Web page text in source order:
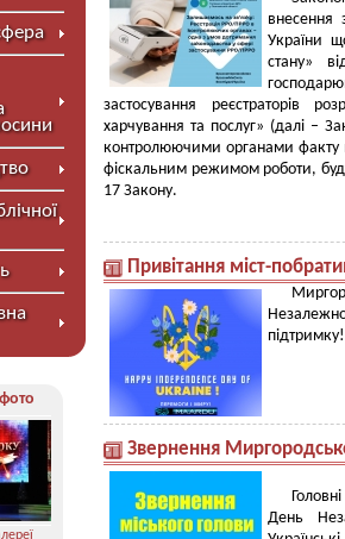
внесення
України
стану»
застосування реєстраторів
харчування та послуг» (далі –
контролюючими органами факту
фіскальним режимом роботи,
17 Закону.
Привітання міст-
Звернення
День